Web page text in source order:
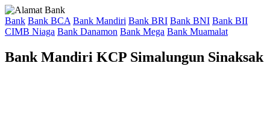
Bank Bank BCA Bank Mandiri Bank BRI Bank BNI Bank BII
CIMB Niaga Bank Danamon Bank Mega Bank Muamalat
Bank Mandiri KCP Simalungun Sinaksak